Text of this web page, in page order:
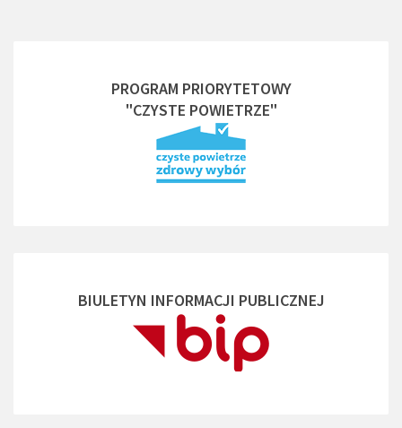
PROGRAM PRIORYTETOWY
"CZYSTE POWIETRZE"
BIULETYN INFORMACJI PUBLICZNEJ